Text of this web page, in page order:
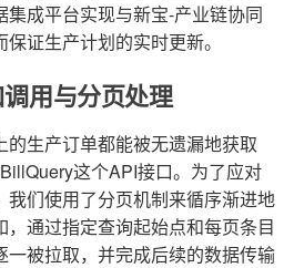
成平台实现与新宝-产业链协同
证生产计划的实时更新。
用与分页处理
的生产订单都能被无遗漏地获取
这个API接口。为了应对
我们使用了分页机制来循序渐进地
通过指定查询起始点和每页条目
一被拉取，并完成后续的数据传输